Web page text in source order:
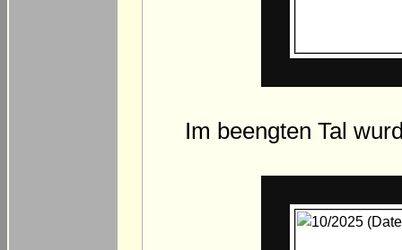
Im beengten Tal